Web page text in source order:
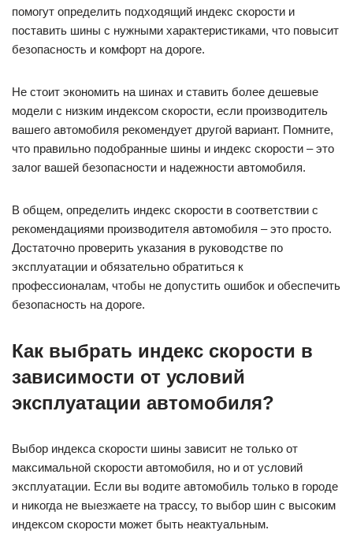
помогут определить подходящий индекс скорости и
поставить шины с нужными характеристиками, что повысит
безопасность и комфорт на дороге.
Не стоит экономить на шинах и ставить более дешевые
модели с низким индексом скорости, если производитель
вашего автомобиля рекомендует другой вариант. Помните,
что правильно подобранные шины и индекс скорости – это
залог вашей безопасности и надежности автомобиля.
В общем, определить индекс скорости в соответствии с
рекомендациями производителя автомобиля – это просто.
Достаточно проверить указания в руководстве по
эксплуатации и обязательно обратиться к
профессионалам, чтобы не допустить ошибок и обеспечить
безопасность на дороге.
Как выбрать индекс скорости в
зависимости от условий
эксплуатации автомобиля?
Выбор индекса скорости шины зависит не только от
максимальной скорости автомобиля, но и от условий
эксплуатации. Если вы водите автомобиль только в городе
и никогда не выезжаете на трассу, то выбор шин с высоким
индексом скорости может быть неактуальным.